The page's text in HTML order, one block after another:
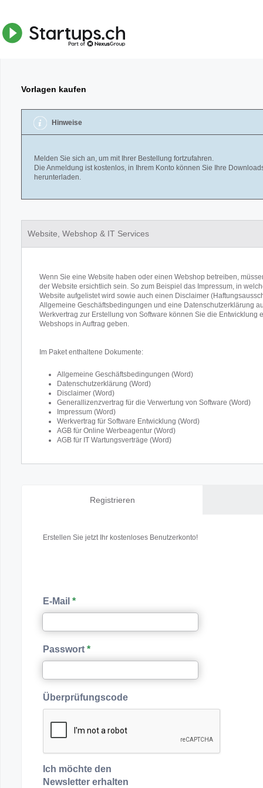
Vorlagen kaufen
Hinweise
Melden Sie sich an, um mit Ihrer Bestellung fortzufahren.
Die Anmeldung ist kostenlos, in Ihrem Konto können Sie Ihre
herunterladen.
Website, Webshop & IT Services
Wenn Sie eine Website haben oder einen Webshop betreiben,
der Website ersichtlich sein. So zum Beispiel das Impressum, in
Website aufgelistet wird sowie auch einen Disclaimer
Allgemeine Geschäftsbedingungen und eine Datenschutzerklärung
Werkvertrag zur Erstellung von Software können Sie die Entwicklung
Webshops in Auftrag geben.
Im Paket enthaltene Dokumente:
Allgemeine Geschäftsbedingungen (Word)
Datenschutzerklärung (Word)
Disclaimer (Word)
Generallizenzvertrag für die Verwertung von Software (Word)
Impressum (Word)
Werkvertrag für Software Entwicklung (Word)
AGB für Online Werbeagentur (Word)
AGB für IT Wartungsverträge (Word)
Registrieren
Erstellen Sie jetzt Ihr kostenloses Benutzerkonto!
E-Mail
Passwort
Überprüfungscode
Ich möchte den
Newsletter erhalten